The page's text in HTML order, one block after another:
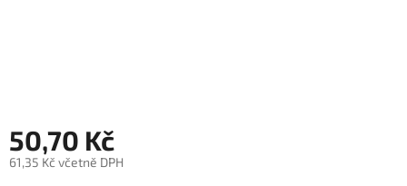
50,70 Kč
61,35 Kč včetně DPH